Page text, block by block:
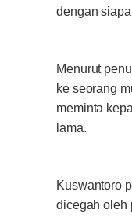
dengan
Menurut
ke seorang
meminta
lama.
Kuswantoro
dicegah oleh